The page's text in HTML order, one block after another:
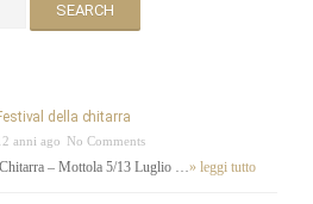
della chitarra
anni ago No Comments
– Mottola 5/13 Luglio …» leggi tutto